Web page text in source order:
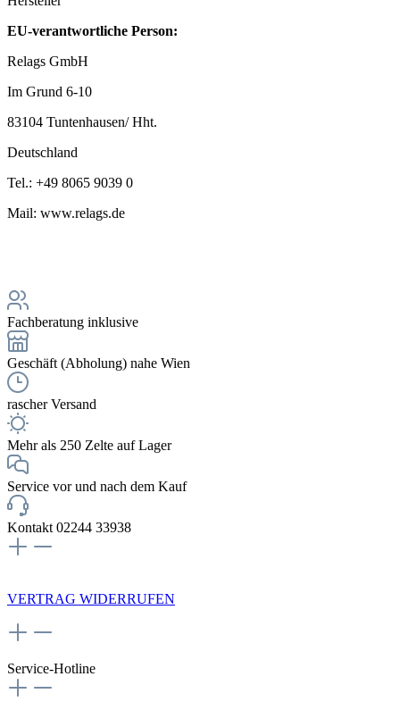
EU-verantwortliche Person:
Relags GmbH
Im Grund 6-10
83104 Tuntenhausen/ Hht.
Deutschland
Tel.: +49 8065 9039 0
Mail: www.relags.de
Fachberatung inklusive
Geschäft (Abholung) nahe Wien
rascher Versand
Mehr als 250 Zelte auf Lager
Service vor und nach dem Kauf
Kontakt 02244 33938
VERTRAG WIDERRUFEN
Service-Hotline